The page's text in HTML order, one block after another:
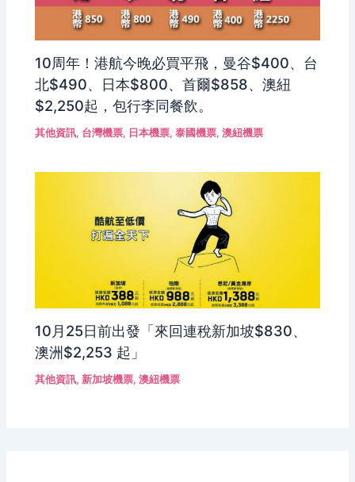
10周年！港航今晚必買平飛，曼谷$400、台
北$490、日本$800、首爾$858、澳紐
$2,250起，包行李同餐飲。
其他資訊, 台灣機票, 日本機票,泰國機票,澳紐機票
10月25日前出發「來回連稅新加坡$830、
澳洲$2,253 起」
其他資訊,新加坡機票,澳紐機票